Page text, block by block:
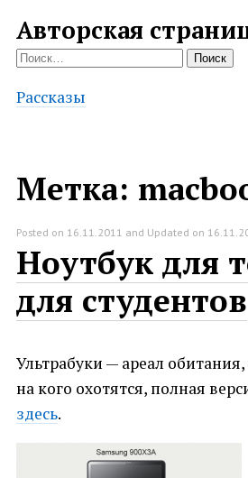
Авторская
Найти:
Рассказы
Метка:
Posted on 16.11.2011 and Updated on
Ноутбук для
для студентов
Ультрабуки — ареал
на кого охотятся, полная
здесь.